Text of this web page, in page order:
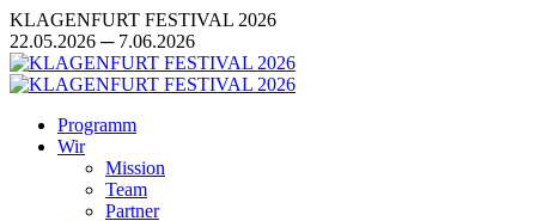
Zum
Inhalt
springen
KLAGENFURT FESTIVAL 2026
22.05.2026 ─ 7.06.2026
Programm
Wir
Mission
Team
Partner